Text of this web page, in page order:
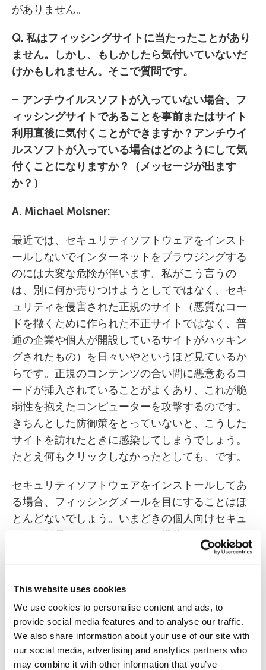
This website uses cookies
We use cookies to personalise content and ads, to
provide social media features and to analyse our traffic.
We also share information about your use of our site with
our social media, advertising and analytics partners who
may combine it with other information that you’ve
がありません。
Q. 私はフィッシングサイトに当たったことがあり
ません。しかし、もしかしたら気付いていないだ
けかもしれません。そこで質問です。
– アンチウイルスソフトが入っていない場合、フ
ィッシングサイトであることを事前またはサイト
利用直後に気付くことができますか？アンチウイ
ルスソフトが入っている場合はどのようにして気
付くことになりますか？（メッセージが出ます
か？）
A. Michael Molsner:
最近では、セキュリティソフトウェアをインスト
ールしないでインターネットをブラウジングする
のには大変な危険が伴います。私がこう言うの
は、別に何か売りつけようとしてではなく、セキ
ュリティを侵害された正規のサイト（悪質なコー
ドを撒くために作られた不正サイトではなく、普
通の企業や個人が開設しているサイトがハッキン
グされたもの）を日々いやというほど見ているか
らです。正規のコンテンツの合い間に悪意あるコ
ードが挿入されていることがよくあり、これが脆
弱性を抱えたコンピューターを攻撃するのです。
きちんとした防御策をとっていないと、こうした
サイトを訪れたときに感染してしまうでしょう。
たとえ何もクリックしなかったとしても、です。
セキュリティソフトウェアをインストールしてあ
る場合、フィッシングメールを目にすることはほ
とんどないでしょう。いまどきの個人向けセキュ
リティ製品は、アンチウイルス機能だけでなく、
それ以外の危険なコンテンツや不要なコンテンツ
に対しても防御を行うからです。フィッシングメ
ールの99.5%は、自動的に迷惑メールフォルダー
行きになっているはずです。
もしもフィッシングサイトのリンクをクリックし
てしまったなら、当社の製品ならば「これ以上先
へ進むと危険だ」と警告するメッセージをポップ